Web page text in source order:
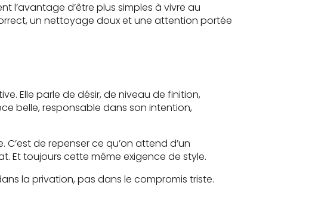
l’avantage d’être plus simples à vivre au
un nettoyage doux et une attention portée
Elle parle de désir, de niveau de finition,
belle, responsable dans son intention,
de repenser ce qu’on attend d’un
Et toujours cette même exigence de style.
la privation, pas dans le compromis triste.